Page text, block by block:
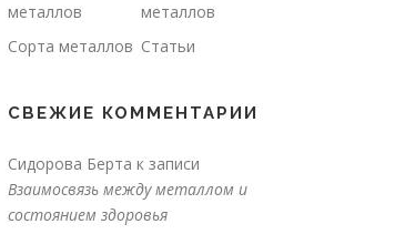
металлов
металлов
Сорта металлов Статьи
СВЕЖИЕ КОММЕНТАРИИ
Сидорова Берта к записи
Взаимосвязь между металлом и
состоянием здоровья